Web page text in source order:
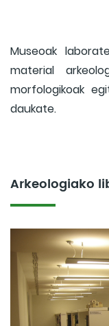
Museoak
material
morfologikoak
daukate.
Arkeologiako